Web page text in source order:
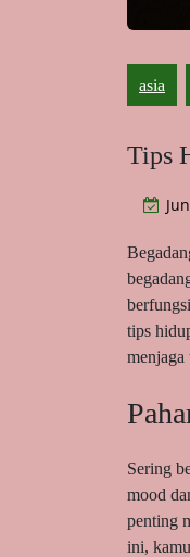
asia
Tips
tips
menjaga
Sering
mood
penting
ini,